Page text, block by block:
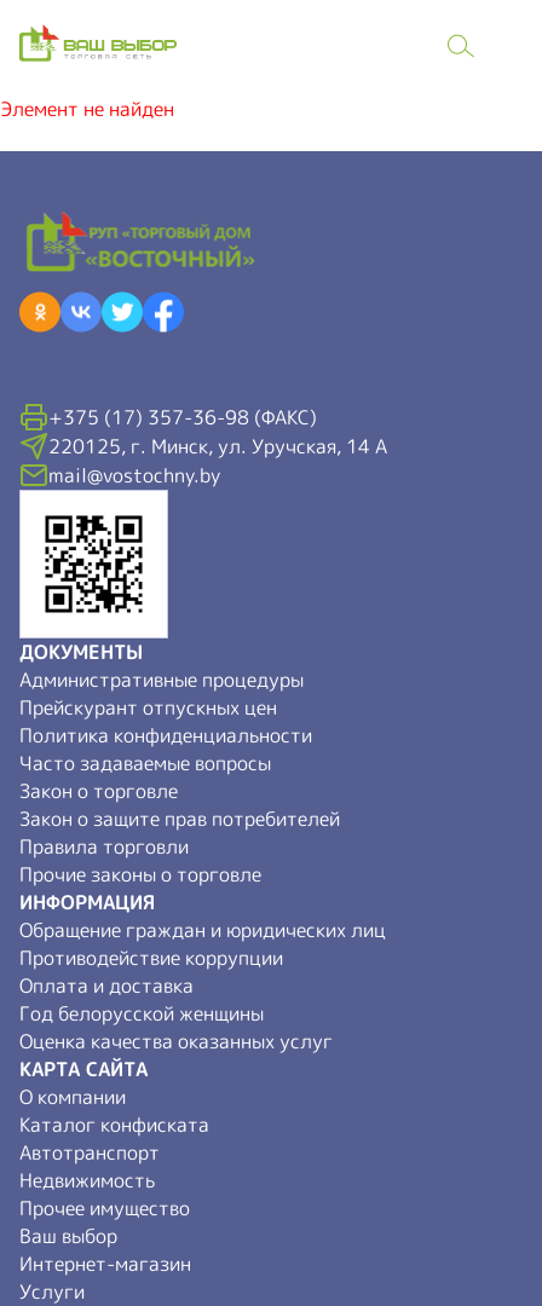
Элемент не найден
+375 (17) 357-36-98 (ФАКС)
220125, г. Минск, ул. Уручская, 14 А
mail@vostochny.by
ДОКУМЕНТЫ
Административные процедуры
Прейскурант отпускных цен
Политика конфиденциальности
Часто задаваемые вопросы
Закон о торговле
Закон о защите прав потребителей
Правила торговли
Прочие законы о торговле
ИНФОРМАЦИЯ
Обращение граждан и юридических лиц
Противодействие коррупции
Оплата и доставка
Год белорусской женщины
Оценка качества оказанных услуг
КАРТА САЙТА
О компании
Каталог конфиската
Автотранспорт
Недвижимость
Прочее имущество
Ваш выбор
Интернет-магазин
Услуги